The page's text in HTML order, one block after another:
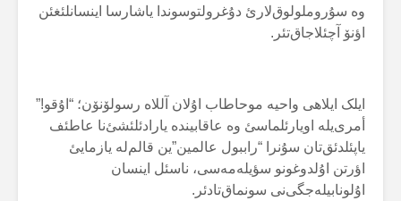
وە سۇروملولوق‌لارئ دۇغرولتوسوندا یاشارسا اینسانلئغئن
اؤنۆ آچئلاجاق‌تئر.
ایلک ایلاهی واحیە موحاطاب اۇلان آللاە رسولۆنۆن؛ “اۇقو!”
أمری‌یلە اویارئلماسئ وە عاقابیندە یارادئلئشئ‌نا عاطئف
یاپئلدئق‌تان سۇنرا “راببول عالمین”ین قالم‌لە یازمایئ
اؤرتن اۇلدوغونو سؤیلەمەسی، ناسئل اینسان
اۇلونابیلەجگی‌نی سونماق‌تادئر.